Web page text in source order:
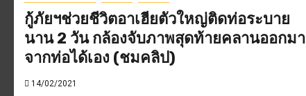
กู้ภัยฯช่วยชีวิตอาเฮียตัวใหญ่ติดท่อระบาย
นาน 2 วัน กล้องจับภาพสุดท้ายคลานออกมา
จากท่อได้เอง (ชมคลิป)
14/02/2021